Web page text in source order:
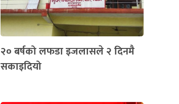
२० बर्षको लफडा इजलासले २ दिनमै
सकाइदियो